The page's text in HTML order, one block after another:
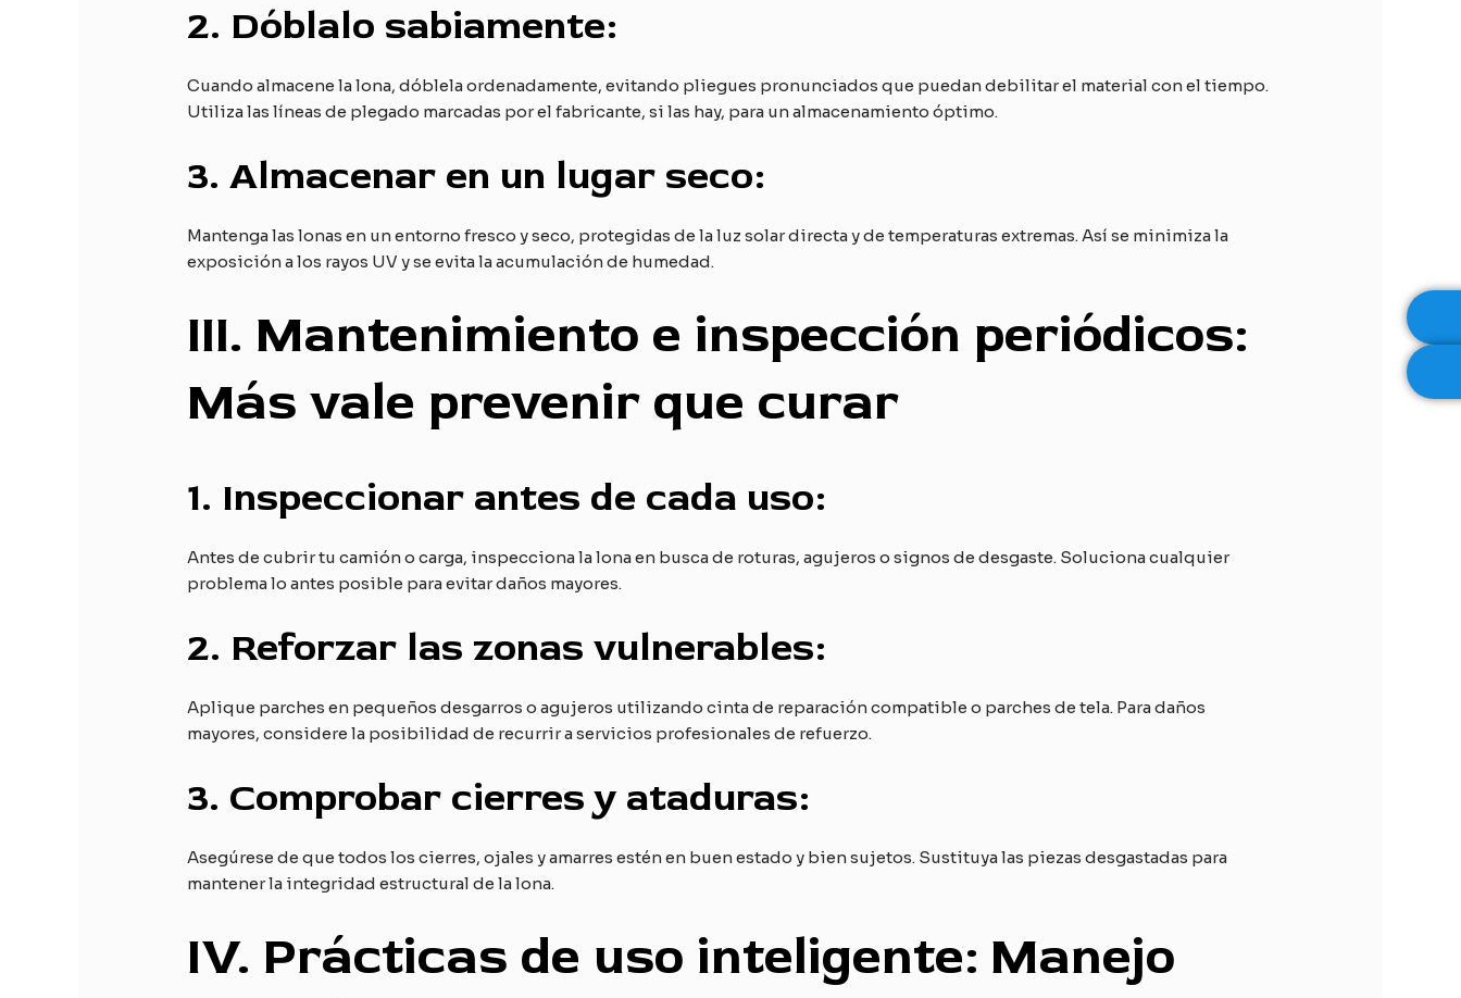
2. Dóblalo sabiamente:
Cuando almacene la lona, dóblela ordenadamente, evitando pliegues pronunciados que puedan debilitar el material con el tiempo.
Utiliza las líneas de plegado marcadas por el fabricante, si las hay, para un almacenamiento óptimo.
3.Almacenar en un lugar seco:
Mantenga las lonas en un entorno fresco y seco, protegidas de la luz solar directa y de temperaturas extremas. Así se minimiza la
exposición a los rayos UV y se evita la acumulación de humedad.
III. Mantenimiento e inspección periódicos:
Más vale prevenir que curar
1. Inspeccionar antes de cada uso:
Antes de cubrir tu camión o carga, inspecciona la lona en busca de roturas, agujeros o signos de desgaste. Soluciona cualquier
problema lo antes posible para evitar daños mayores.
2. Reforzar las zonas vulnerables:
Aplique parches en pequeños desgarros o agujeros utilizando cinta de reparación compatible o parches de tela. Para daños
mayores, considere la posibilidad de recurrir a servicios profesionales de refuerzo.
3. Comprobar cierres y ataduras:
Asegúrese de que todos los cierres, ojales y amarres estén en buen estado y bien sujetos. Sustituya las piezas desgastadas para
mantener la integridad estructural de la lona.
IV. Prácticas de uso inteligente: Manejo